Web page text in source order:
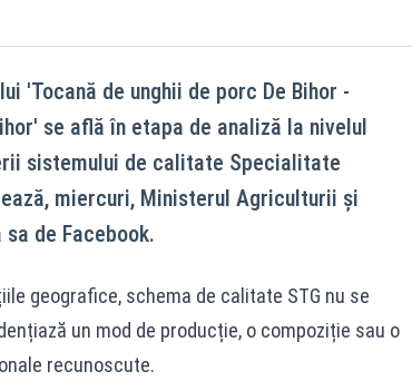
'Tocană de unghii de porc De Bihor -
se află în etapa de analiză la nivelul
sistemului de calitate Specialitate
miercuri, Ministerul Agriculturii și
de Facebook.
geografice, schema de calitate STG nu se
un mod de producție, o compoziție sau o
recunoscute.